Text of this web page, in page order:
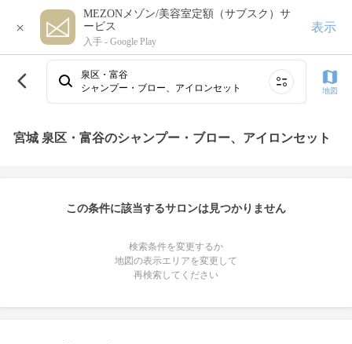
×
MEZONメゾン/美容室定額（サブスク）サ
ービス
入手 - Google Play
表示
泉区・富谷
シャンプー・ブロー、アイロンセット
地図
宮城 泉区・富谷のシャンプー・ブロー、アイロンセット
この条件に該当するサロンは見つかりません
検索条件を変更するか
地図の表示エリアを変更して
再検索してください